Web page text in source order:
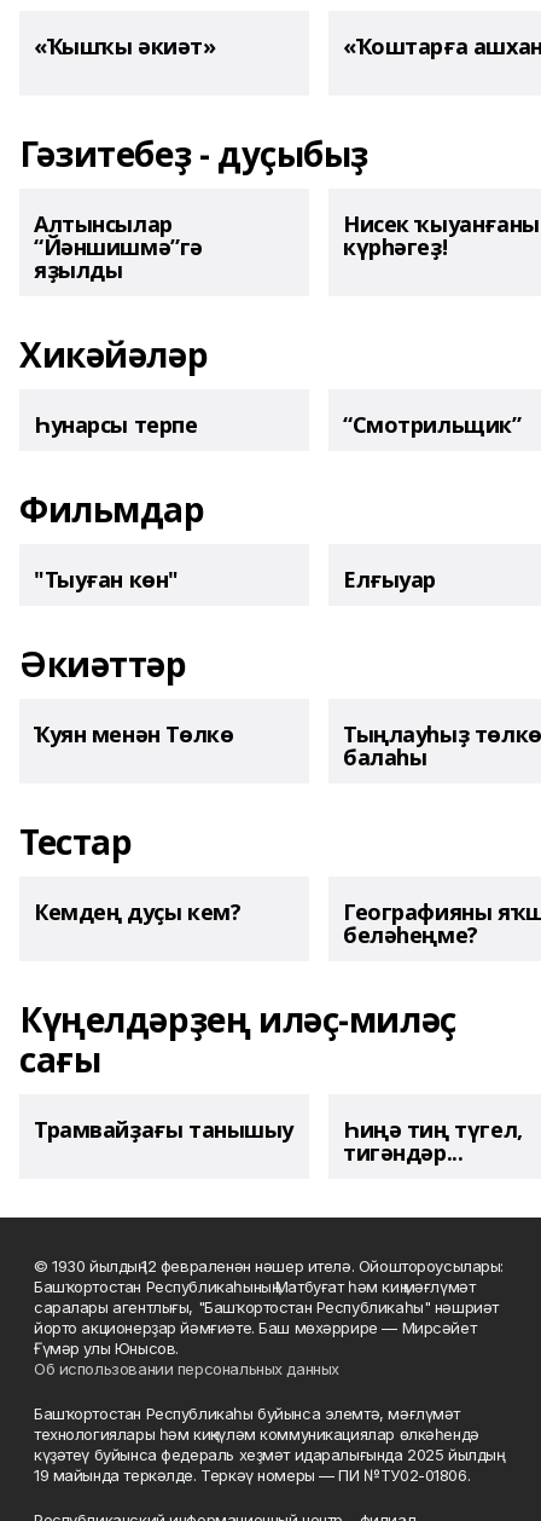
«Ҡышҡы әкиәт» «Ҡоштарға
Гәзитебеҙ - дуҫыбыҙ
Алтынсылар
“Йәншишмә”гә
яҙылды
Нисек
күрһәгеҙ!
Хикәйәләр
Һунарсы терпе “Смотрильщик”
Фильмдар
"Тыуған көн" Елғыуар
Әкиәттәр
Ҡуян менән Төлкө Тыңлауһыҙ төлкө
балаһы
Тестар
Кемдең дуҫы кем? Географияны
беләһеңме?
Күңелдәрҙең иләҫ-миләҫ
сағы
Трамвайҙағы танышыу Һиңә тиң түгел,
тигәндәр...
© 1930 йылдың 12 февраленән нәшер ителә. Ойоштороусылары:
Башҡортостан Республикаһының Матбуғат һәм киң мәғлүмәт
саралары агентлығы, "Башҡортостан Республикаһы" нәшриәт
йорто акционерҙар йәмғиәте. Баш мөхәррире — Мирсәйет
Ғүмәр улы Юнысов.
Об использовании персональных данных
Башҡортостан Республикаһы буйынса элемтә, мәғлүмәт
технологиялары һәм киңкүләм коммуникациялар өлкәһендә
күҙәтеү буйынса федераль хеҙмәт идаралығында 2025 йылдың
19 майында теркәлде. Теркәү номеры — ПИ №ТУ02-01806.